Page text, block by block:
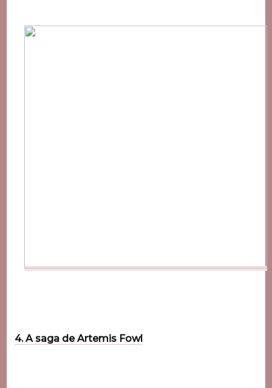
4. A saga de Artemis Fowl